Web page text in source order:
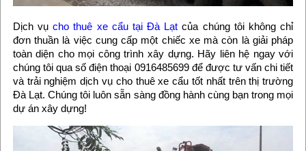
Dịch vụcho thuê xe cẩu tại Đà Lạt của chúng tôi không chỉ
đơn thuần là việc cung cấp một chiếc xe mà còn là giải pháp
toàn diện cho mọi công trình xây dựng. Hãy liên hệ ngay với
chúng tôi qua số điện thoại 0916485699 để được tư vấn chi tiết
và trải nghiệm dịch vụ cho thuê xe cẩu tốt nhất trên thị trường
Đà Lạt. Chúng tôi luôn sẵn sàng đồng hành cùng bạn trong mọi
dự án xây dựng!